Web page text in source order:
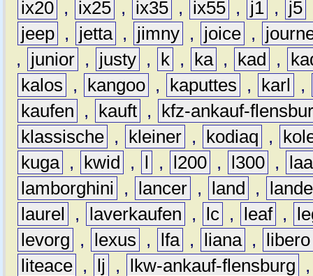
ix20 , ix25 , ix35 , ix55 , j1 , j5
jeep , jetta , jimny , joice ,
,
junior , justy , k , ka , kad ,
kalos
, kangoo , kaputtes , karl
,
kaufen
, kauft ,
kfz-ankauf-
klassische , kleiner , kodiaq ,
kuga , kwid , l , l200 , l300 ,
lamborghini
, lancer , land ,
laurel
, laverkaufen , lc , leaf ,
levorg
, lexus , lfa , liana ,
libero
liteace , lj , lkw-ankauf-flensburg